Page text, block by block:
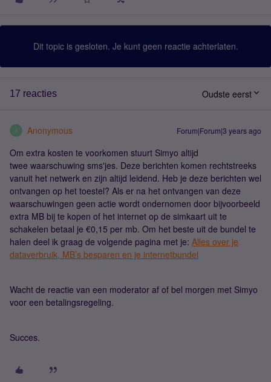
Dit topic is gesloten. Je kunt geen reactie achterlaten.
17 reacties Oudste eerst
A Anonymous Forum|Forum|3 years ago
Om extra kosten te voorkomen stuurt Simyo altijd
twee waarschuwing sms'jes. Deze berichten komen rechtstreeks
vanuit het netwerk en zijn altijd leidend. Heb je deze berichten wel
ontvangen op het toestel? Als er na het ontvangen van deze
waarschuwingen geen actie wordt ondernomen door bijvoorbeeld
extra MB bij te kopen of het internet op de simkaart uit te
schakelen betaal je €0,15 per mb. Om het beste uit de bundel te
halen deel ik graag de volgende pagina met je: Alles over je
dataverbruik, MB’s besparen en je internetbundel
Wacht de reactie van een moderator af of bel morgen met Simyo
voor een betalingsregeling.
Succes.